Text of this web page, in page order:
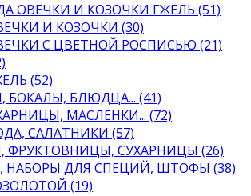
ОВЕЧКИ И КОЗОЧКИ ГЖЕЛЬ (51)
И КОЗОЧКИ (30)
С ЦВЕТНОЙ РОСПИСЬЮ (21)
(52)
БОКАЛЫ, БЛЮДЦА... (41)
МАСЛЕНКИ... (72)
САЛАТНИКИ (57)
СУХАРНИЦЫ (26)
ДЛЯ СПЕЦИЙ, ШТОФЫ (38)
(19)